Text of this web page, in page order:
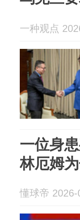
一种观点
一位身
林厄姆
懂球帝 2026-